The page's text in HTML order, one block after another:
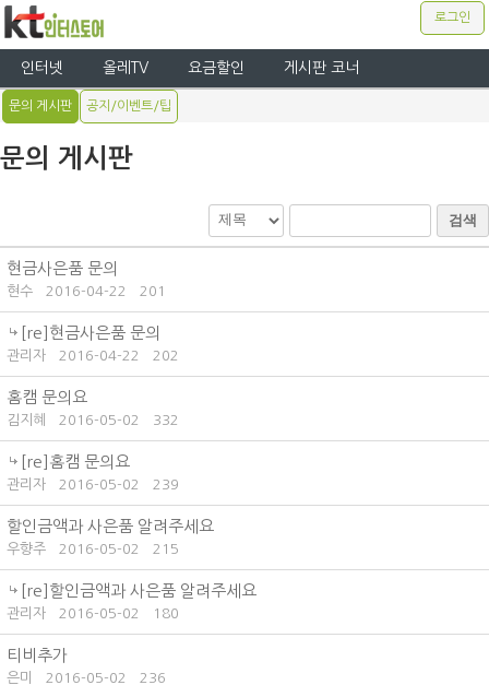
로그인
인터넷 올레TV 요금할인 게시판 코너
문의 게시판 공지/이벤트/팁
문의 게시판
검색
현금사은품 문의
현수 2016-04-22 201
[re]현금사은품 문의
관리자 2016-04-22 202
홈캠 문의요
김지혜 2016-05-02 332
[re]홈캠 문의요
관리자 2016-05-02 239
할인금액과 사은품 알려주세요
우향주 2016-05-02 215
[re]할인금액과 사은품 알려주세요
관리자 2016-05-02 180
티비추가
은미 2016-05-02 236